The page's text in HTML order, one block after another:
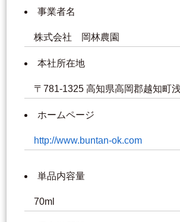
事業者名
株式会社 岡林農園
本社所在地
〒781-1325 高知県高岡郡越知町
ホームページ
http://www.buntan-ok.com
単品内容量
70ml